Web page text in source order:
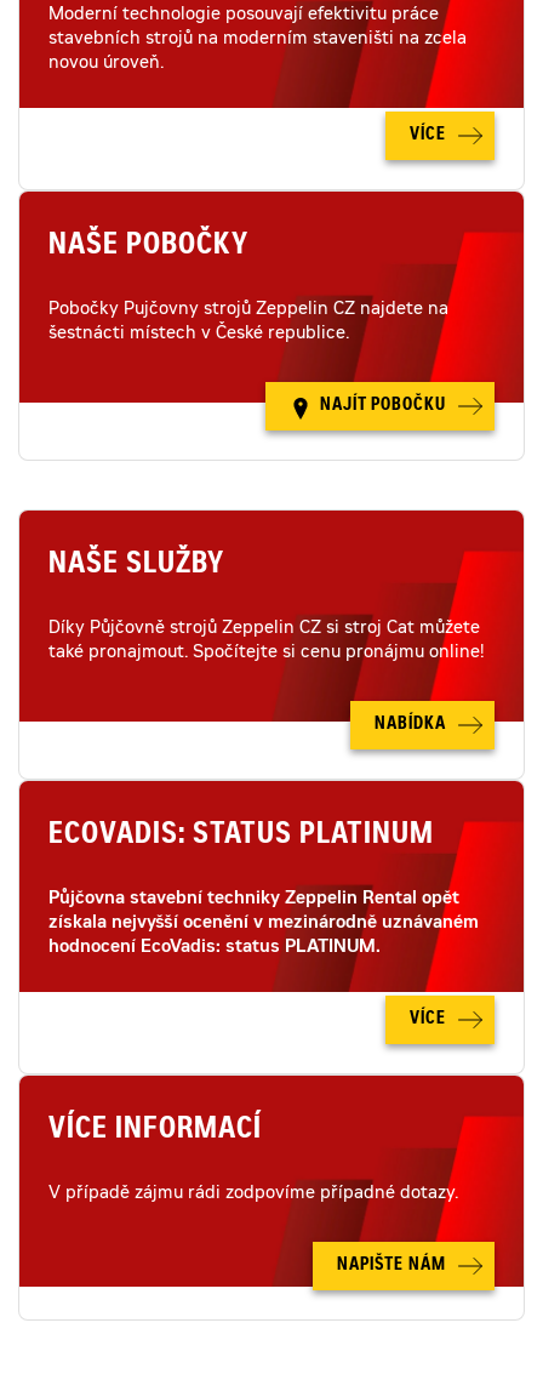
Moderní technologie posouvají efektivitu práce
stavebních strojů na moderním staveništi na zcela
novou úroveň.
VÍCE
NAŠE POBOČKY
Pobočky Pujčovny strojů Zeppelin CZ najdete na
šestnácti místech v České republice.
NAJÍT POBOČKU
NAŠE SLUŽBY
Díky Půjčovně strojů Zeppelin CZ si stroj Cat můžete
také pronajmout. Spočítejte si cenu pronájmu online!
NABÍDKA
ECOVADIS: STATUS PLATINUM
Půjčovna stavební techniky Zeppelin Rental opět
získala nejvyšší ocenění v mezinárodně uznávaném
hodnocení EcoVadis: status PLATINUM.
VÍCE
VÍCE INFORMACÍ
V případě zájmu rádi zodpovíme případné dotazy.
NAPIŠTE NÁM